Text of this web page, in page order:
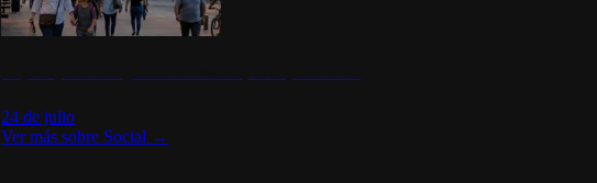
24 de julio
Ver más sobre Social →